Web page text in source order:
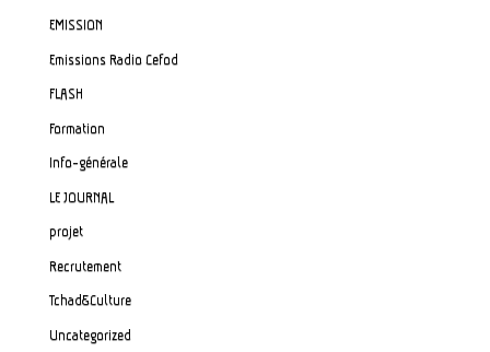
EMISSION
Emissions Radio Cefod
FLASH
Formation
Info-générale
LE JOURNAL
projet
Recrutement
Tchad&Culture
Uncategorized